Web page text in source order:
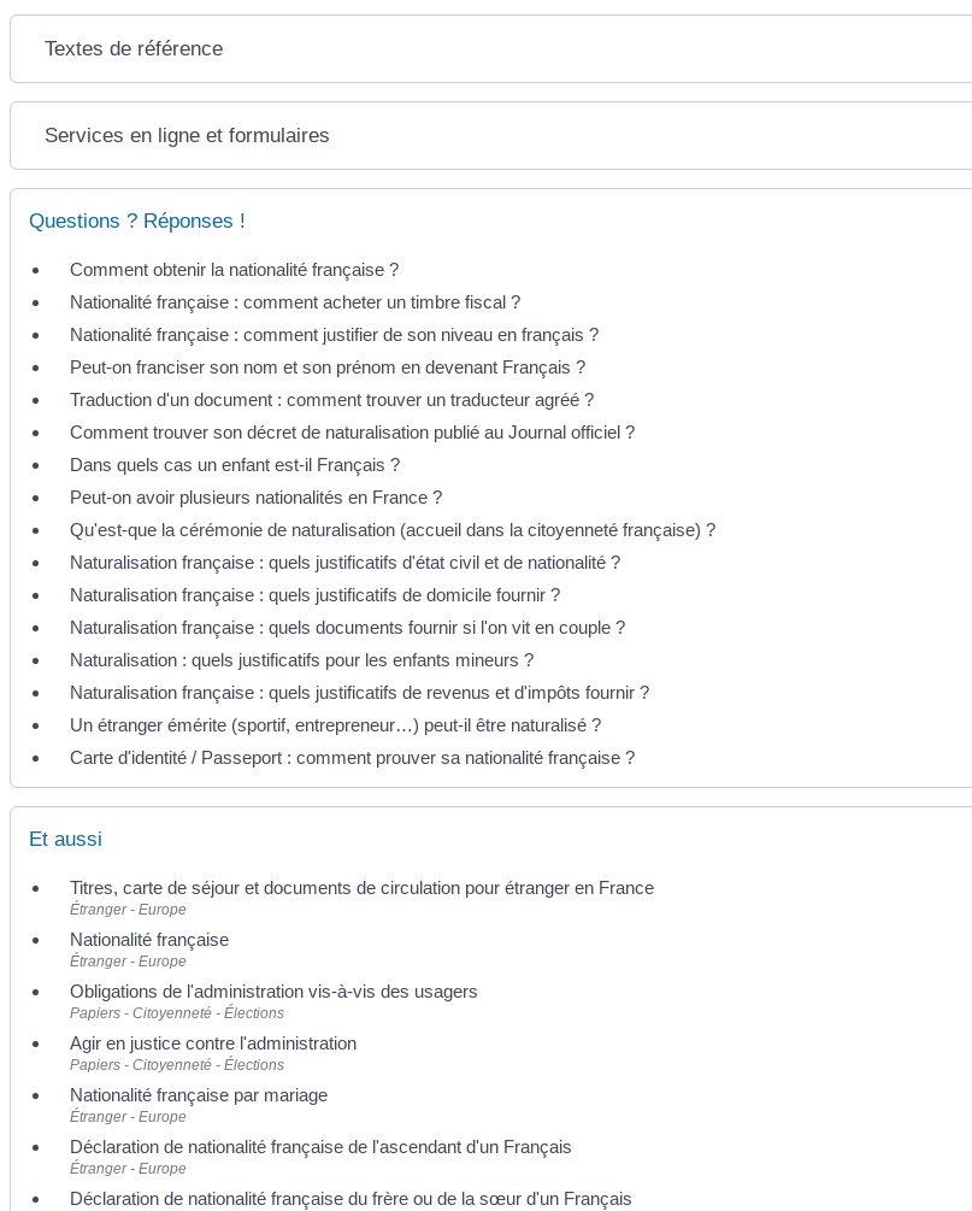
Textes de référence
Services en ligne et formulaires
Questions ? Réponses !
Comment obtenir la nationalité française ?
Nationalité française : comment acheter un timbre fiscal ?
Nationalité française : comment justifier de son niveau en français ?
Peut-on franciser son nom et son prénom en devenant Français ?
Traduction d'un document : comment trouver un traducteur agréé ?
Comment trouver son décret de naturalisation publié au Journal officiel ?
Dans quels cas un enfant est-il Français ?
Peut-on avoir plusieurs nationalités en France ?
Qu'est-que la cérémonie de naturalisation (accueil dans la citoyenneté française) ?
Naturalisation française : quels justificatifs d'état civil et de nationalité ?
Naturalisation française : quels justificatifs de domicile fournir ?
Naturalisation française : quels documents fournir si l'on vit en couple ?
Naturalisation : quels justificatifs pour les enfants mineurs ?
Naturalisation française : quels justificatifs de revenus et d'impôts fournir ?
Un étranger émérite (sportif, entrepreneur…) peut-il être naturalisé ?
Carte d'identité / Passeport : comment prouver sa nationalité française ?
Et aussi
Titres, carte de séjour et documents de circulation pour étranger en France
Étranger - Europe
Nationalité française
Étranger - Europe
Obligations de l'administration vis-à-vis des usagers
Papiers - Citoyenneté - Élections
Agir en justice contre l'administration
Papiers - Citoyenneté - Élections
Nationalité française par mariage
Étranger - Europe
Déclaration de nationalité française de l'ascendant d'un Français
Étranger - Europe
Déclaration de nationalité française du frère ou de la sœur d'un Français